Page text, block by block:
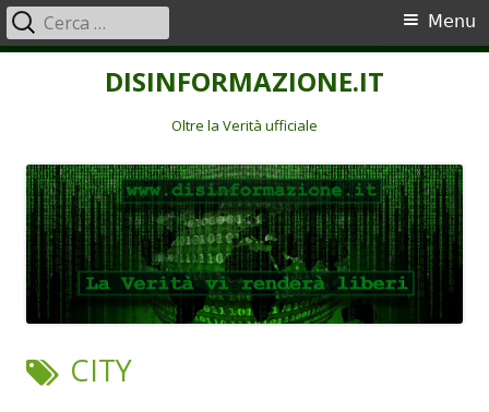
DISINFORMAZIONE.IT
Oltre la Verità ufficiale
Menu
principale
Menu
Ricerca
per:
TAG:
CITY